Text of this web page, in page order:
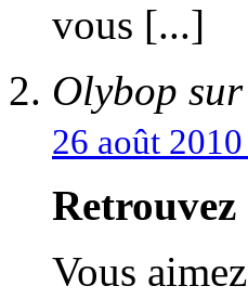
vous [...]
Olybop
26 août
Vous